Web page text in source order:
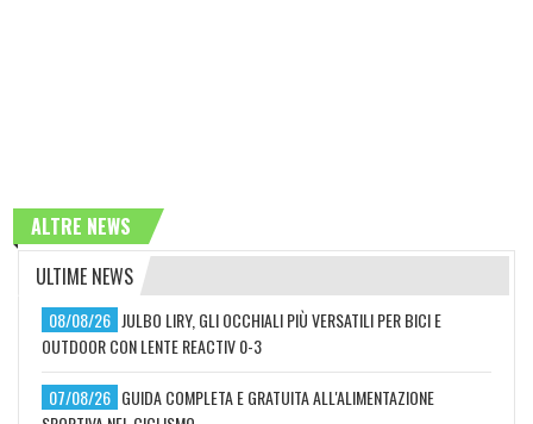
ALTRE NEWS
ULTIME NEWS
08/08/26 JULBO LIRY, GLI OCCHIALI PIÙ VERSATILI PER BICI E
OUTDOOR CON LENTE REACTIV 0-3
07/08/26 GUIDA COMPLETA E GRATUITA ALL'ALIMENTAZIONE